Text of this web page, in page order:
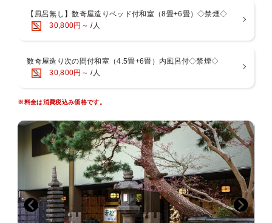
52.2度の絶えず湧き出ております自家源泉。湯河原の湯は「薬師の
湯」と呼ばれ、弱食塩泉・弱アルカリ性という理想的な泉質で、非常
【桧風呂】【石風呂】【露天風呂】
■お部屋
ております。
った「網代天井」造りをご覧いただけます。
※「広重」のお部屋は建築構造上、トイレがやや狭い設計となってお
ります。
そのため、体格の大きな方や体の不自由な方にとってはご不便をおか
けする場合がございます。
何卒ご了承の上、ご予約いただきますようお願い申し上げます。
■アクセス
【風呂無し】数奇屋造りベッド付和室（8畳+6畳）◇禁煙◇
30,800円～ /人
数奇屋造り次の間付和室（4.5畳+6畳）内風呂付◇禁煙◇
30,800円～ /人
※料金は消費税込み価格です。